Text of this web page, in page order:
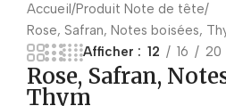
Accueil Produit Note de tête
Rose, Safran, Notes boisées,
Afficher
12 16 20
Rose, Safran,
Thym